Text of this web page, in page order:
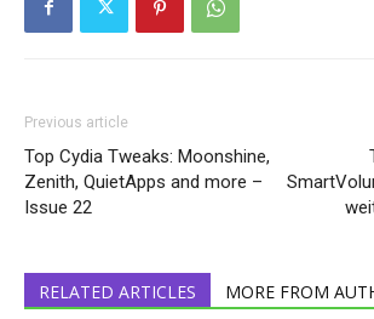
Previous article
Top Cydia Tweaks: Moonshine,
Zenith, QuietApps and more –
Issue 22
RELATED ARTICLES MORE FROM